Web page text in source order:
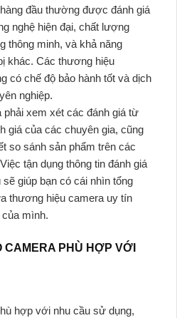
đầu thường được đánh giá
nghệ hiện đại, chất lượng
thông minh, và khả năng
khác. Các thương hiệu
có chế độ bảo hành tốt và dịch
nghiệp.
phải xem xét các đánh giá từ
giá của các chuyên gia, cũng
so sánh sản phẩm trên các
tận dụng thông tin đánh giá
giúp bạn có cái nhìn tổng
thương hiệu camera uy tín
mình.
PHÙ HỢP VỚI
hợp với nhu cầu sử dụng,